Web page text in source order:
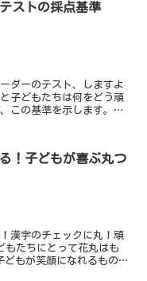
ストの採点基準
ダーのテスト、しますよ
子どもたちは何をどう頑
この基準を示します。
！子どもが喜ぶ丸つ
漢字のチェックに丸！頑
たちにとって花丸はも
どもが笑顔になれるものが